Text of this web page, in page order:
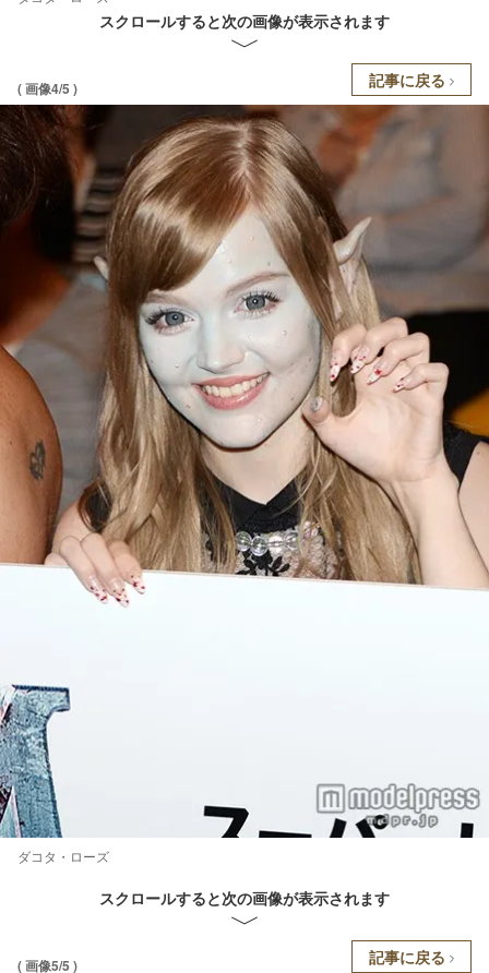
スクロールすると次の画像が表示されます
( 画像4/5 ) 記事に戻る
ダコタ・ローズ
スクロールすると次の画像が表示されます
( 画像5/5 ) 記事に戻る